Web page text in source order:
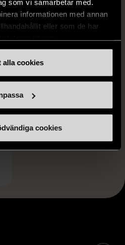
som vi samarbetar med.
informationen med annan
eller som de har
alla cookies
cookies